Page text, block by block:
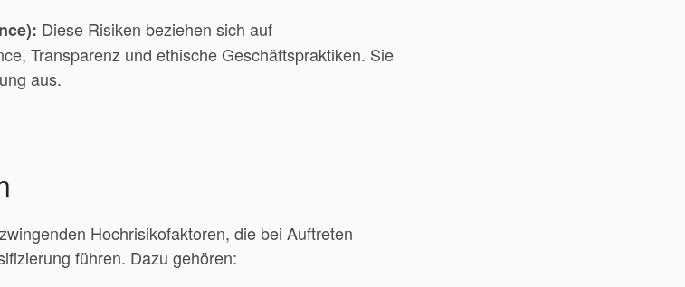
Diese Risiken beziehen sich auf
Transparenz und ethische Geschäftspraktiken. Sie
aus.
Hochrisikofaktoren, die bei Auftreten
führen. Dazu gehören: